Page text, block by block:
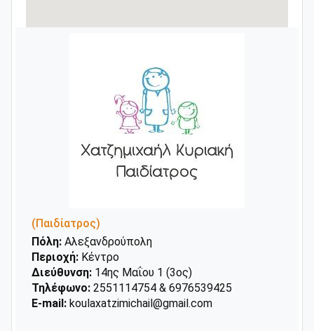
(Παιδίατρος)
Πόλη: Αλεξανδρούπολη
Περιοχή: Κέντρο
Διεύθυνση: 14ης Μαΐου 1 (3ος)
Τηλέφωνο: 2551114754 & 6976539425
E-mail: koulaxatzimichail@gmail.com